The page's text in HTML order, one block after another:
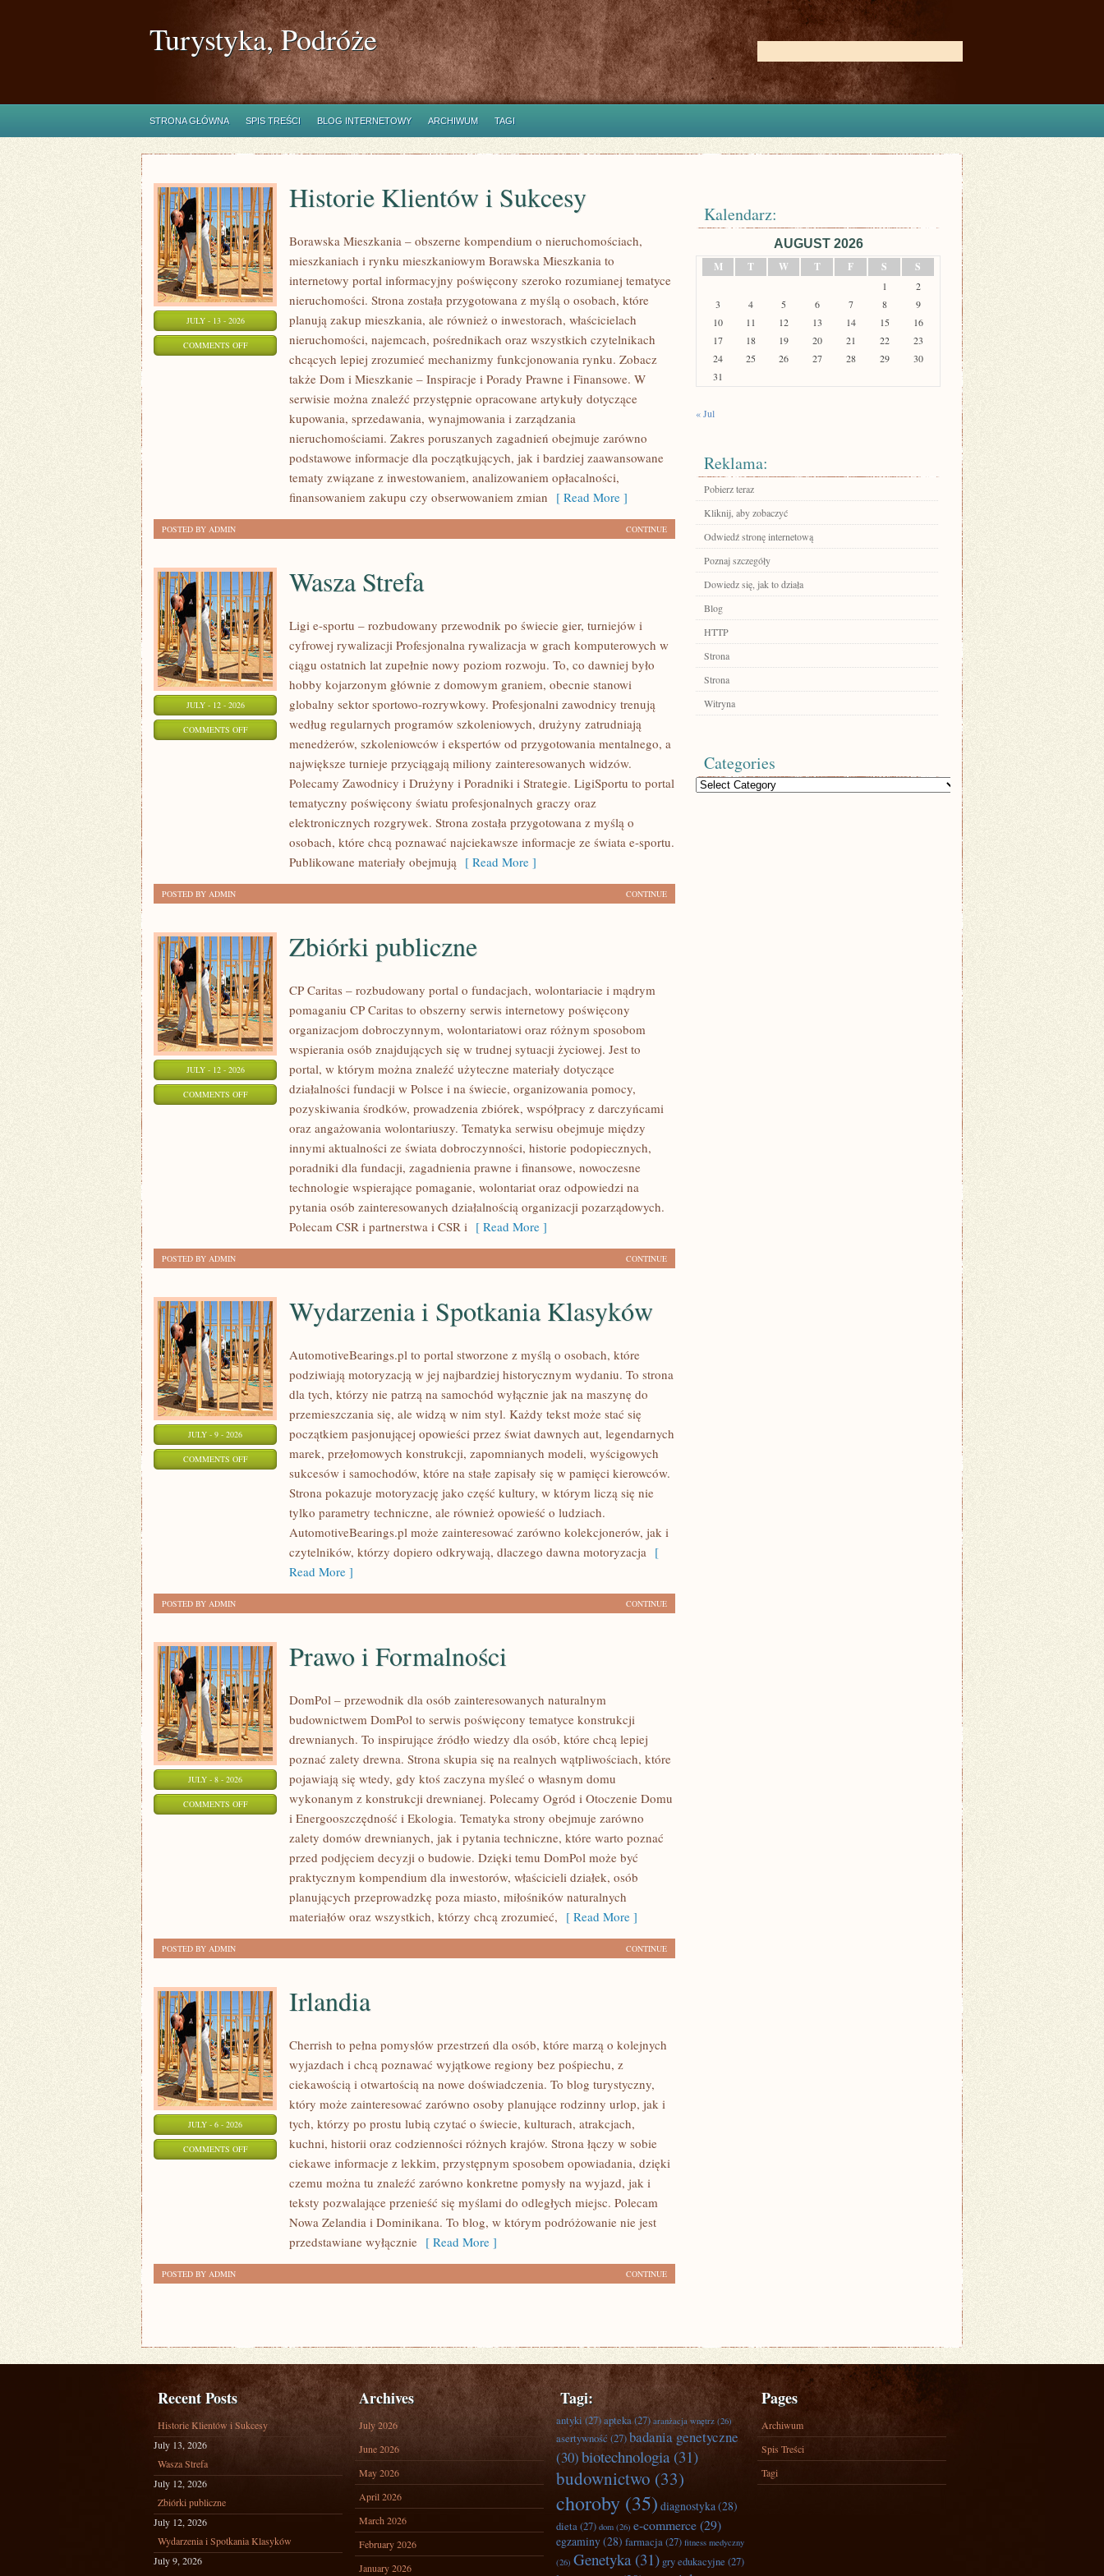
Turystyka, Podróże
STRONA GŁÓWNA SPIS TREŚCI BLOG INTERNETOWY ARCHIWUM TAGI
JULY - 13 - 2026
COMMENTS OFFON
Historie Klientów i Sukcesy
Borawska Mieszkania – obszerne kompendium o nieruchomościach,
mieszkaniach i rynku mieszkaniowym Borawska Mieszkania to
internetowy portal informacyjny poświęcony szeroko rozumianej tematyce
nieruchomości. Strona została przygotowana z myślą o osobach, które
planują zakup mieszkania, ale również o inwestorach, właścicielach
nieruchomości, najemcach, pośrednikach oraz wszystkich czytelnikach
chcących lepiej zrozumieć mechanizmy funkcjonowania rynku. Zobacz
także Dom i Mieszkanie – Inspiracje i Porady Prawne i Finansowe. W
serwisie można znaleźć przystępnie opracowane artykuły dotyczące
kupowania, sprzedawania, wynajmowania i zarządzania
nieruchomościami. Zakres poruszanych zagadnień obejmuje zarówno
podstawowe informacje dla początkujących, jak i bardziej zaawansowane
tematy związane z inwestowaniem, analizowaniem opłacalności,
finansowaniem zakupu czy obserwowaniem zmian [ Read More ]
CONTINUE
POSTED BY ADMIN
JULY - 12 - 2026
COMMENTS OFFON
Wasza Strefa
Ligi e-sportu – rozbudowany przewodnik po świecie gier, turniejów i
cyfrowej rywalizacji Profesjonalna rywalizacja w grach komputerowych w
ciągu ostatnich lat zupełnie nowy poziom rozwoju. To, co dawniej było
hobby kojarzonym głównie z domowym graniem, obecnie stanowi
globalny sektor sportowo-rozrywkowy. Profesjonalni zawodnicy trenują
według regularnych programów szkoleniowych, drużyny zatrudniają
menedżerów, szkoleniowców i ekspertów od przygotowania mentalnego, a
największe turnieje przyciągają miliony zainteresowanych widzów.
Polecamy Zawodnicy i Drużyny i Poradniki i Strategie. LigiSportu to portal
tematyczny poświęcony światu profesjonalnych graczy oraz
elektronicznych rozgrywek. Strona została przygotowana z myślą o
osobach, które chcą poznawać najciekawsze informacje ze świata e-sportu.
Publikowane materiały obejmują [ Read More ]
CONTINUE
POSTED BY ADMIN
JULY - 12 - 2026
COMMENTS OFFON
PUBLICZNE
Zbiórki publiczne
CP Caritas – rozbudowany portal o fundacjach, wolontariacie i mądrym
pomaganiu CP Caritas to obszerny serwis internetowy poświęcony
organizacjom dobroczynnym, wolontariatowi oraz różnym sposobom
wspierania osób znajdujących się w trudnej sytuacji życiowej. Jest to
portal, w którym można znaleźć użyteczne materiały dotyczące
działalności fundacji w Polsce i na świecie, organizowania pomocy,
pozyskiwania środków, prowadzenia zbiórek, współpracy z darczyńcami
oraz angażowania wolontariuszy. Tematyka serwisu obejmuje między
innymi aktualności ze świata dobroczynności, historie podopiecznych,
poradniki dla fundacji, zagadnienia prawne i finansowe, nowoczesne
technologie wspierające pomaganie, wolontariat oraz odpowiedzi na
pytania osób zainteresowanych działalnością organizacji pozarządowych.
Polecam CSR i partnerstwa i CSR i [ Read More ]
CONTINUE
POSTED BY ADMIN
JULY - 9 - 2026
COMMENTS OFFON
WYDARZENIA
SPOTKANIA
KLASYKÓW
Wydarzenia i Spotkania Klasyków
AutomotiveBearings.pl to portal stworzone z myślą o osobach, które
podziwiają motoryzacją w jej najbardziej historycznym wydaniu. To strona
dla tych, którzy nie patrzą na samochód wyłącznie jak na maszynę do
przemieszczania się, ale widzą w nim styl. Każdy tekst może stać się
początkiem pasjonującej opowieści przez świat dawnych aut, legendarnych
marek, przełomowych konstrukcji, zapomnianych modeli, wyścigowych
sukcesów i samochodów, które na stałe zapisały się w pamięci kierowców.
Strona pokazuje motoryzację jako część kultury, w którym liczą się nie
tylko parametry techniczne, ale również opowieść o ludziach.
AutomotiveBearings.pl może zainteresować zarówno kolekcjonerów, jak i
czytelników, którzy dopiero odkrywają, dlaczego dawna motoryzacja [
Read More ]
CONTINUE
POSTED BY ADMIN
JULY - 8 - 2026
COMMENTS OFFON
FORMALNOŚCI
Prawo i Formalności
DomPol – przewodnik dla osób zainteresowanych naturalnym
budownictwem DomPol to serwis poświęcony tematyce konstrukcji
drewnianych. To inspirujące źródło wiedzy dla osób, które chcą lepiej
poznać zalety drewna. Strona skupia się na realnych wątpliwościach, które
pojawiają się wtedy, gdy ktoś zaczyna myśleć o własnym domu
wykonanym z konstrukcji drewnianej. Polecamy Ogród i Otoczenie Domu
i Energooszczędność i Ekologia. Tematyka strony obejmuje zarówno
zalety domów drewnianych, jak i pytania techniczne, które warto poznać
przed podjęciem decyzji o budowie. Dzięki temu DomPol może być
praktycznym kompendium dla inwestorów, właścicieli działek, osób
planujących przeprowadzkę poza miasto, miłośników naturalnych
materiałów oraz wszystkich, którzy chcą zrozumieć, [ Read More ]
CONTINUE
POSTED BY ADMIN
JULY - 6 - 2026
COMMENTS OFFON
Irlandia
Cherrish to pełna pomysłów przestrzeń dla osób, które marzą o kolejnych
wyjazdach i chcą poznawać wyjątkowe regiony bez pośpiechu, z
ciekawością i otwartością na nowe doświadczenia. To blog turystyczny,
który może zainteresować zarówno osoby planujące rodzinny urlop, jak i
tych, którzy po prostu lubią czytać o świecie, kulturach, atrakcjach,
kuchni, historii oraz codzienności różnych krajów. Strona łączy w sobie
ciekawe informacje z lekkim, przystępnym sposobem opowiadania, dzięki
czemu można tu znaleźć zarówno konkretne pomysły na wyjazd, jak i
teksty pozwalające przenieść się myślami do odległych miejsc. Polecam
Nowa Zelandia i Dominikana. To blog, w którym podróżowanie nie jest
przedstawiane wyłącznie [ Read More ]
CONTINUE
POSTED BY ADMIN
Kalendarz:
AUGUST 2026
M
T W T F S S
1
2
3
4 5 6 7 8
9
10
11 12 13 14 15
16
17
18 19 20 21 22
23
24
25 26 27 28 29
30
31
« Jul
Reklama:
Pobierz teraz
Kliknij, aby zobaczyć
Odwiedź stronę internetową
Poznaj szczegóły
Dowiedz się, jak to działa
Blog
HTTP
Strona
Strona
Witryna
Categories
Categories
Recent Posts
Historie Klientów i Sukcesy
July 13, 2026
Wasza Strefa
July 12, 2026
Zbiórki publiczne
July 12, 2026
Wydarzenia i Spotkania Klasyków
July 9, 2026
Archives
July 2026
June 2026
May 2026
April 2026
March 2026
February 2026
January 2026
Tagi:
antyki(27)apteka(27) aranżacja wnętrz (26)
asertywność (27)badania genetyczne
(30)biotechnologia(31)
budownictwo (33)
choroby (35) diagnostyka(28)
dieta(27) dom (26) e-commerce(29)
egzaminy(28) farmacja(27) fitness medyczny
(26) Genetyka(31) gry edukacyjne (27)
Pages
Archiwum
Spis Treści
Tagi